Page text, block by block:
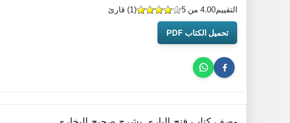
التقييم (
1) قارئ 4.00 من 5
تحميل الكتاب PDF